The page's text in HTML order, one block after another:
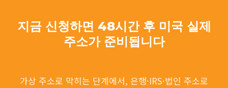
지금 신청하면 48시간 후 미국 실제
주소가 준비됩니다
가상 주소로 막히는 단계에서, 은행·IRS·법인 주소로